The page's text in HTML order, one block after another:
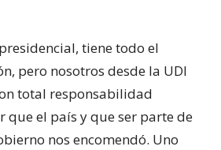
tiene todo el
pero nosotros desde la UDI
total responsabilidad
que el país y que ser parte de
nos encomendó. Uno